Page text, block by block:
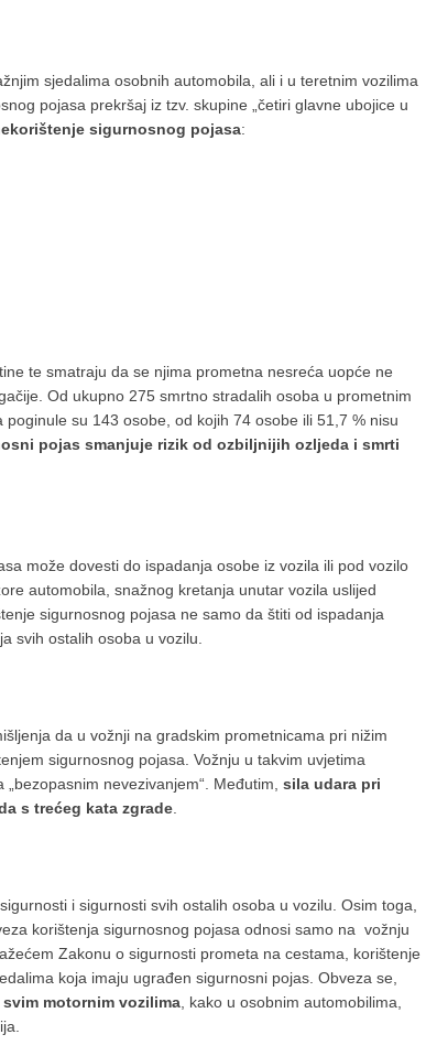
sjedalima osobnih automobila, ali i u teretnim vozilima
pojasa prekršaj iz tzv. skupine „četiri glavne ubojice u
sigurnosnog pojasa:
te smatraju da se njima prometna nesreća uopće ne
Od ukupno 275 smrtno stradalih osoba u prometnim
su 143 osobe, od kojih 74 osobe ili 51,7 % nisu
pojas smanjuje rizik od ozbiljnijih ozljeda i smrti
može dovesti do ispadanja osobe iz vozila ili pod vozilo
automobila, snažnog kretanja unutar vozila uslijed
sigurnosnog pojasa ne samo da štiti od ispadanja
svih ostalih osoba u vozilu.
da u vožnji na gradskim prometnicama pri nižim
sigurnosnog pojasa. Vožnju u takvim uvjetima
nevezivanjem“. Međutim, sila udara pri
s trećeg kata zgrade
i sigurnosti svih ostalih osoba u vozilu. Osim toga,
korištenja sigurnosnog pojasa odnosi samo na vožnju
Zakonu o sigurnosti prometa na cestama, korištenje
koja imaju ugrađen sigurnosni pojas. Obveza se,
motornim vozilima , kako u osobnim automobilima,